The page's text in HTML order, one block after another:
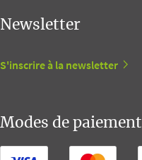
Newsletter
S'inscrire à la newsletter
Modes de paiement